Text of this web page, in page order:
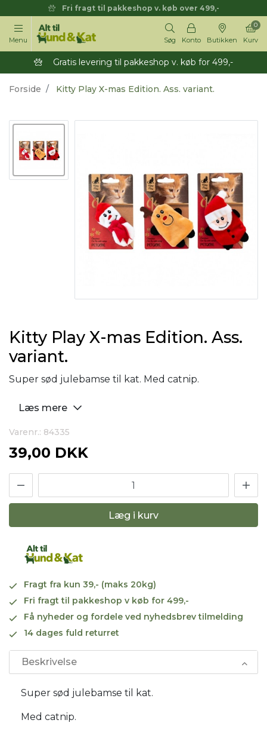
Fri fragt til pakkeshop v. køb over 499,-
Menu Søg Konto Butikken Kurv
0
Gratis levering til pakkeshop v. køb for 499,-
Forside Kitty Play X-mas Edition. Ass. variant.
Kitty Play X-mas Edition. Ass.
variant.
Super sød julebamse til kat. Med catnip.
Læs mere
Varenr.: 84335
39,00 DKK
Læg i kurv
Fragt fra kun 39,- (maks 20kg)
Fri fragt til pakkeshop v køb for 499,-
Få nyheder og fordele ved nyhedsbrev tilmelding
14 dages fuld returret
Beskrivelse
Super sød julebamse til kat.
Med catnip.